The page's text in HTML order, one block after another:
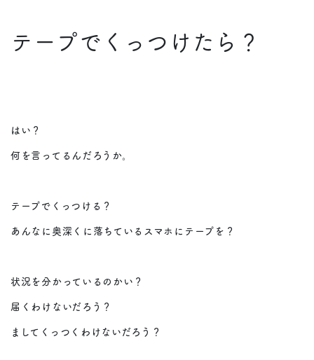
テープでくっつけたら？
はい？
何を言ってるんだろうか。
テープでくっつける？
あんなに奥深くに落ちているスマホにテープを？
状況を分かっているのかい？
届くわけないだろう？
ましてくっつくわけないだろう？